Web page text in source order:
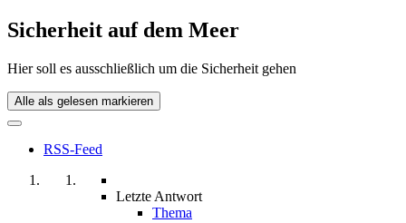
Sicherheit auf dem Meer
Hier soll es ausschließlich um die Sicherheit gehen
Alle als gelesen markieren
RSS-Feed
Letzte Antwort
Thema